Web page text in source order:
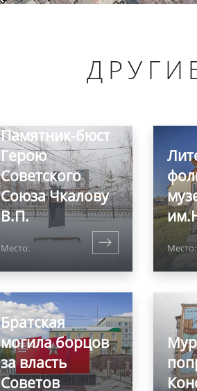
Памятник-бюст
Герою
Советского
Союза Чкалову
В.П.
Место:
Братская
могила борцов
за власть
Советов